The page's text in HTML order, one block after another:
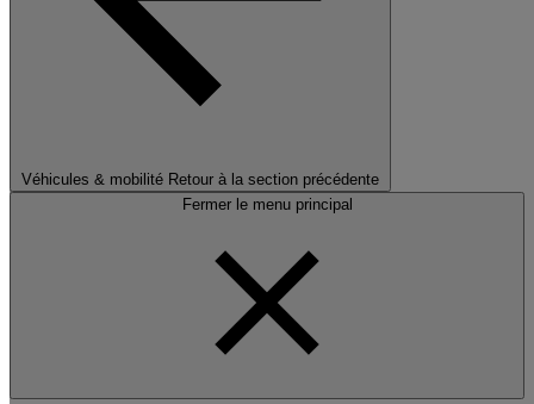
Véhicules & mobilité Retour à la section précédente
Fermer le menu principal